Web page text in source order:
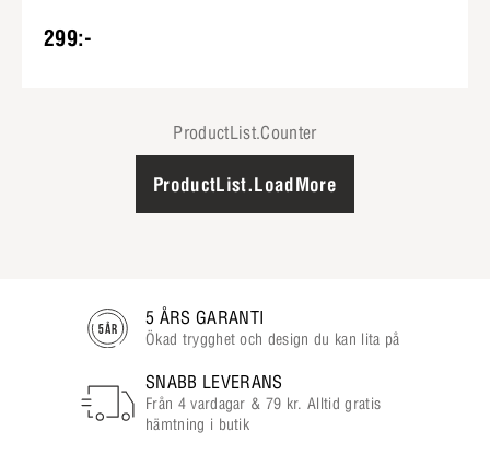
299:-
ProductList.Counter
ProductList.LoadMore
5 ÅRS GARANTI
Ökad trygghet och design du kan lita på
SNABB LEVERANS
Från 4 vardagar & 79 kr. Alltid gratis
hämtning i butik